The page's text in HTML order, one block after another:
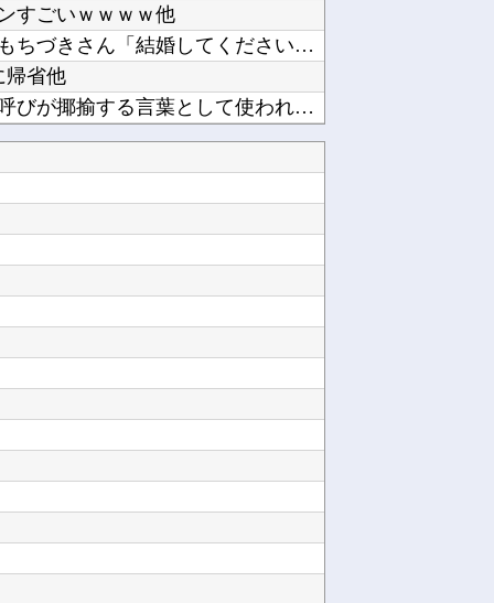
すごいｗｗｗｗ他
ヤニネコ・みぃちゃん・のあ先輩・もちづきさん「結婚してください！」←どうする？他
帰省他
近畿大学准教授、苦言「みいちゃん呼びが揶揄する言葉として使われ、当事者から具体的な苦痛が訴...
北朝鮮がロシアに弾道ミサイル40発供与、ミサイル部隊90人派遣開始…さらに80発見通し！他
討ち取られる他
【SSD】1TBで1.5万とか、買った時の倍なんだけど今だと買い増してしまいそうで怖い他
韓国人「韓国サッカー協会が行った国際試合の性的接待の全容がこちら…」→「完全に買収してる…...
始まる♥他
ナーに迫るルラち他
「Linuxで十分じゃね…？」世界が気付き始める Linuxの市場シェアが初めて10%超え...
つある他